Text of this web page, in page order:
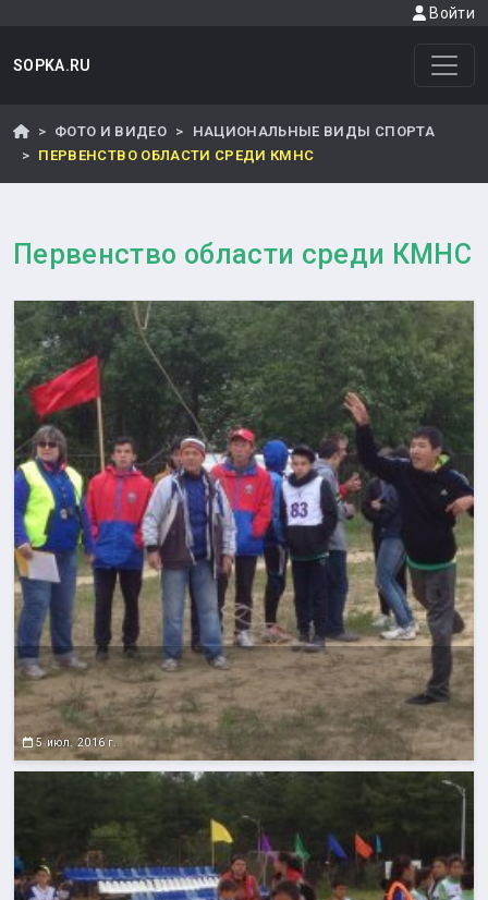
Войти
SOPKA.RU
ФОТО И ВИДЕО
НАЦИОНАЛЬНЫЕ ВИДЫ СПОРТА
ПЕРВЕНСТВО ОБЛАСТИ СРЕДИ КМНС
Первенство области среди КМНС
5 июл. 2016 г.